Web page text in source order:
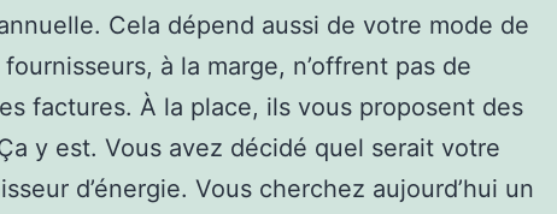
Cela dépend aussi de votre mode de
à la marge, n’offrent pas de
factures. À la place, ils vous proposent des
y est. Vous avez décidé quel serait votre
d’énergie. Vous cherchez aujourd’hui un